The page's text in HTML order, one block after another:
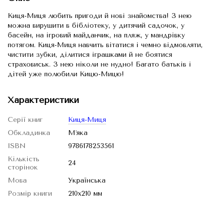
Киця-Миця любить пригоди й нові знайомства! З нею
можна вирушити в бібліотеку, у дитячий садочок, у
басейн, на ігровий майданчик, на пляж, у мандрівку
потягом. Киця-Миця навчить вітатися і чемно відмовляти,
чистити зубки, ділитися іграшками й не боятися
страховиськ. З нею ніколи не нудно! Багато батьків і
дітей уже полюбили Кицю-Мицю!
Характеристики
Серії книг
Киця-Миця
Обкладинка
Мʼяка
ISBN
9786178253561
Кількість
сторінок
24
Мова
Українська
Розмір книги
210х210 мм